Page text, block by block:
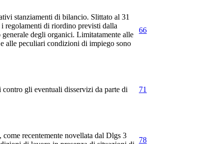
stanziamenti di bilancio. Slittato al 31
regolamenti di riordino previsti dalla
degli organici. Limitatamente alle
alle peculiari condizioni di impiego sono
66
gli eventuali disservizi da parte di
71
recentemente novellata dal Dlgs 3
78